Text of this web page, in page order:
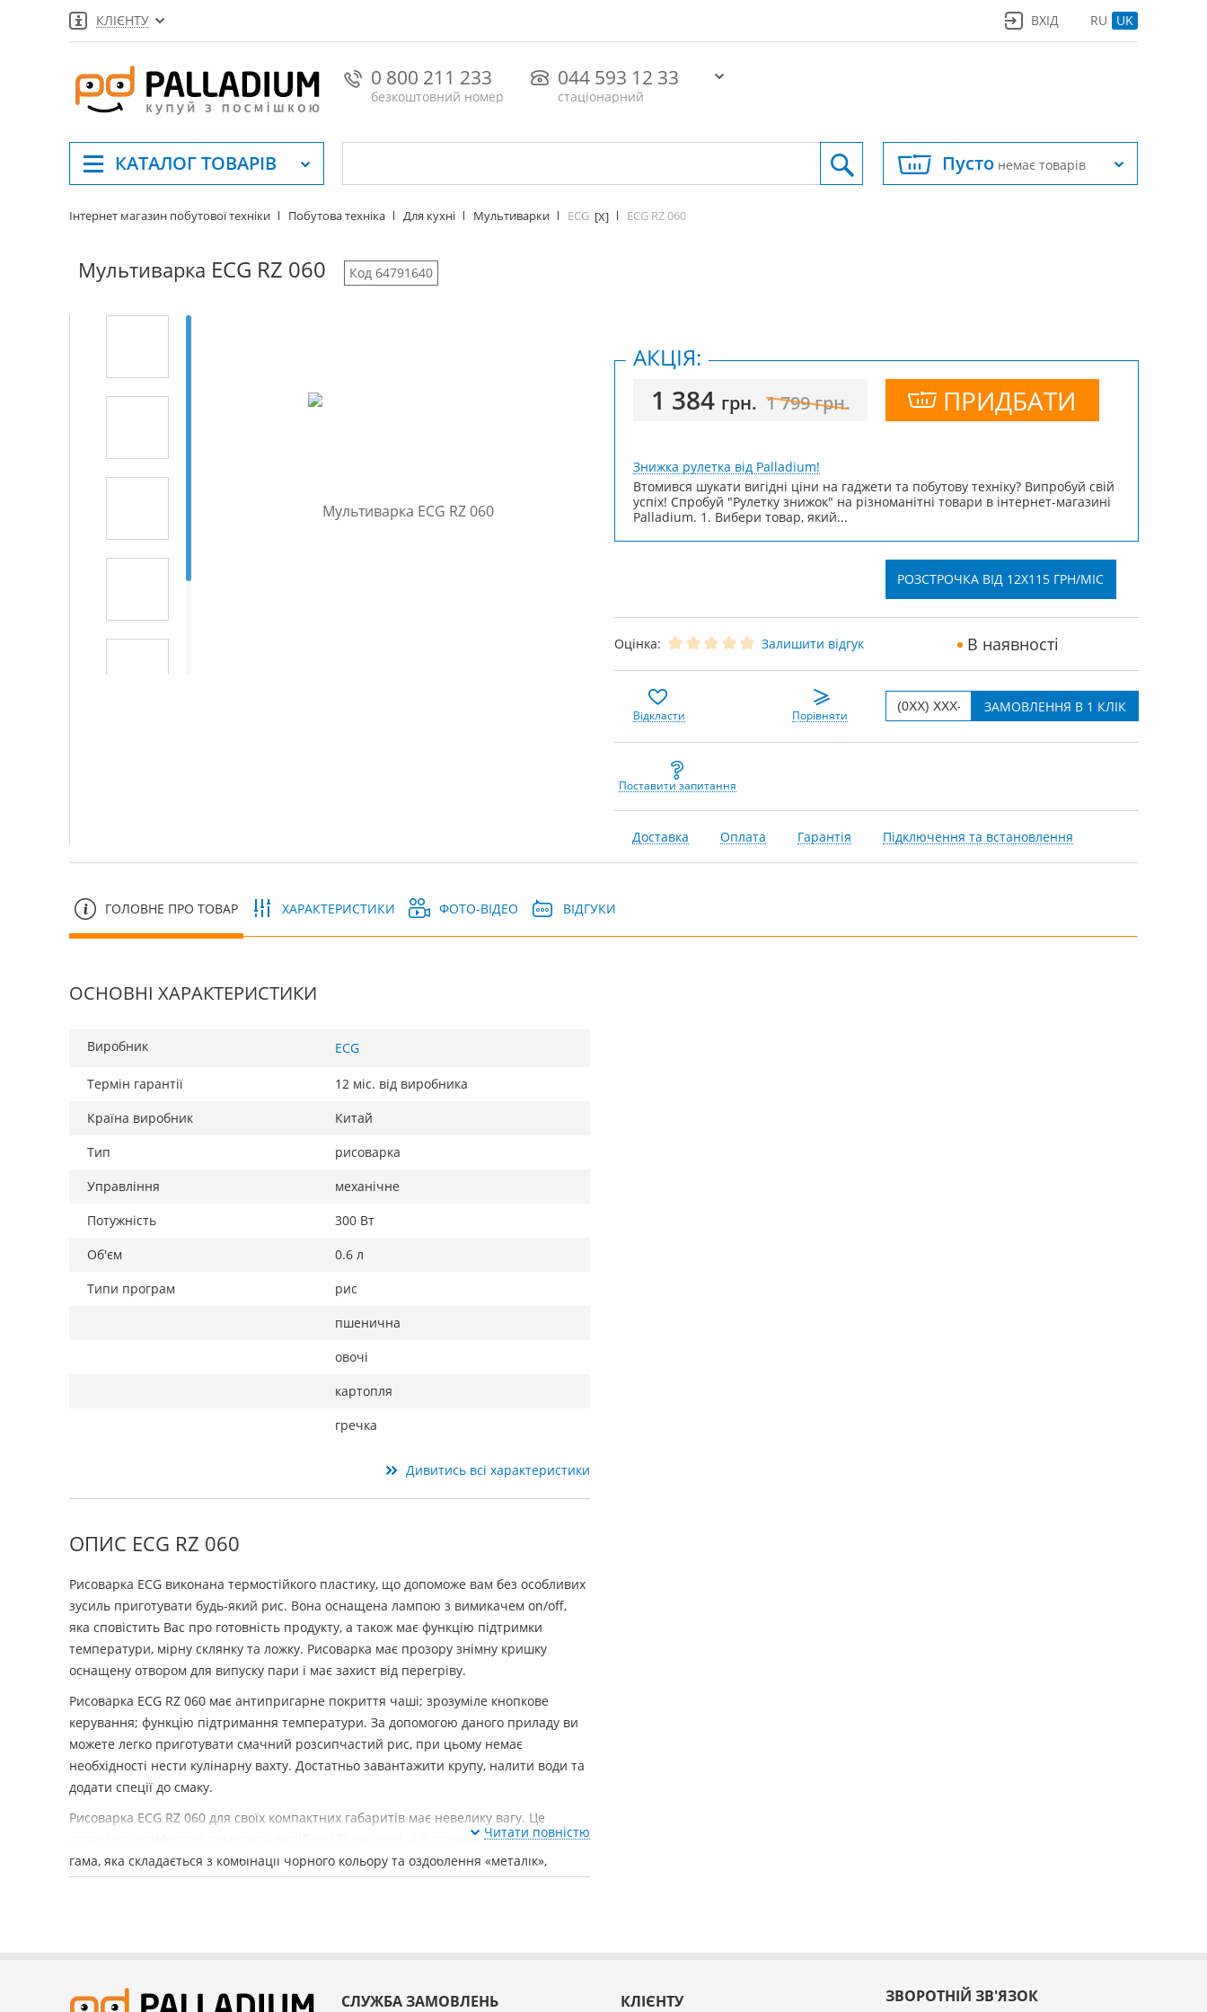
КЛІЄНТУ RU UK
ВХІД
0 800 211 233
безкоштовний номер
044 593 12 33
стаціонарний
КАТАЛОГТОВАРІВ Пусто немає товарів
Інтернет магазин побутової техніки Побутова техніка Для кухні Мультиварки ECG [X] ECG RZ 060
Мультиварка ECG RZ 060 Код 64791640
1 384 грн. 1 799грн. ПРИДБАТИ
АКЦІЯ:
Знижка рулетка від Palladium!
Втомився шукати вигідні ціни на гаджети та побутову техніку? Випробуй свій
успіх! Спробуй "Рулетку знижок" на різноманітні товари в інтернет-магазині
Palladium. 1. Вибери товар, який...
РОЗСТРОЧКА ВІД 12X115 ГРН/МІС
Оцінка: Залишити відгук В наявності
Відкласти Порівняти
Поставити запитання
Доставка Оплата Гарантія Підключення та встановлення
ГОЛОВНЕ ПРО ТОВАР ХАРАКТЕРИСТИКИ ФОТО-ВІДЕО ВІДГУКИ
ОСНОВНІ ХАРАКТЕРИСТИКИ
Виробник ECG
Термін гарантії
12 міс. від виробника
Країна виробник
Китай
Тип
рисоварка
Управління
механічне
Потужність
300 Вт
Об'єм
0.6 л
Типи програм
рис
пшенична
овочі
картопля
гречка
Дивитись всі характеристики
ОПИС ECG RZ 060
Рисоварка ECG виконана термостійкого пластику, що допоможе вам без особливих
зусиль приготувати будь-який рис. Вона оснащена лампою з вимикачем on/off,
яка сповістить Вас про готовність продукту, а також має функцію підтримки
температури, мірну склянку та ложку. Рисоварка має прозору знімну кришку
оснащену отвором для випуску пари і має захист від перегріву.
Рисоварка ECG RZ 060 має антипригарне покриття чаші; зрозуміле кнопкове
керування; функцію підтримання температури. За допомогою даного приладу ви
можете легко приготувати смачний розсипчастий рис, при цьому немає
необхідності нести кулінарну вахту. Достатньо завантажити крупу, налити води та
додати спеції до смаку.
Рисоварка ECG RZ 060 для своїх компактних габаритів має невелику вагу. Це
дозволить комфортно помістити виріб у себе на кухні, а її стримана кольорова
гама, яка складається з комбінації чорного кольору та оздоблення «металік»,
чудово впишеться в будь-який інтер'єр.
Читати повністю
СЛУЖБА ЗАМОВЛЕНЬ КЛІЄНТУ ЗВОРОТНІЙ ЗВ'ЯЗОК